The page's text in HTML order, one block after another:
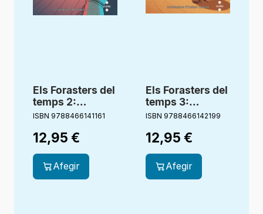
Els Forasters del
temps 2:
L’aventura dels
cavaller
ISBN 9788466141161
12,95 €
Afegir
Els Forasters del
temps 3:
L’aventura dels
l’Imperi Romà
ISBN 9788466142199
12,95 €
Afegir